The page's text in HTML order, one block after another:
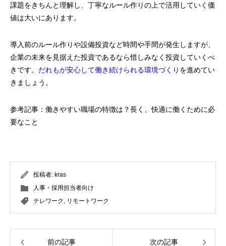
課題をきちんと理解し、丁寧なルール作りの上で活用していく価
値は大いにあります。
導入前のルール作りや設備投資など時間や手間が発生しますが、
企業の未来を見据えた投資であるなら惜しみなく投資していくべ
きです。 だれもが安心して働き続けられる環境づくり を進めてい
きましょう。
参考記事： 働きやすい職場の特徴は？長く、快適に働くために必
要なこと
投稿者: kras
人事・採用担当者向け
テレワーク , リモートワーク
前の記事 次の記事